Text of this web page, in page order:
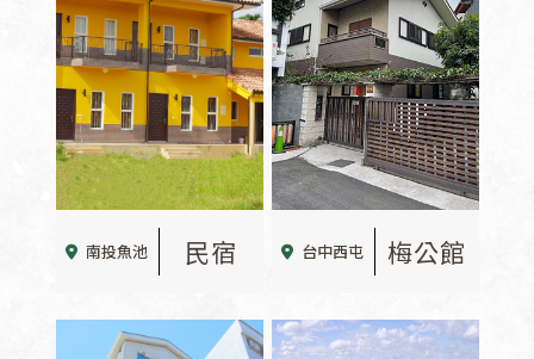
南投魚池 民宿 台中西屯 梅公館